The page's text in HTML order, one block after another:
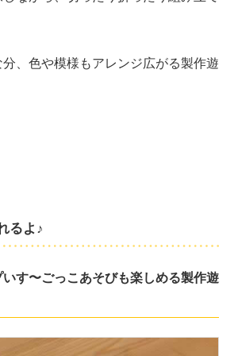
、色や模様もアレンジ広がる製作遊
るよ♪
いす〜ごっこあそびも楽しめる製作遊